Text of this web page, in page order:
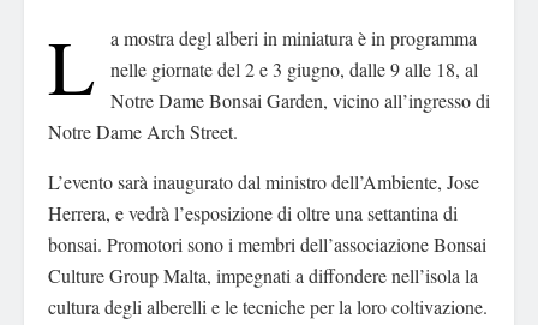
L
a mostra degl alberi in miniatura è in programma
nelle giornate del 2 e 3 giugno, dalle 9 alle 18, al
Notre Dame Bonsai Garden, vicino all’ingresso di
Notre Dame Arch Street.
L’evento sarà inaugurato dal ministro dell’Ambiente, Jose
Herrera, e vedrà l’esposizione di oltre una settantina di
bonsai. Promotori sono i membri dell’associazione Bonsai
Culture Group Malta, impegnati a diffondere nell’isola la
cultura degli alberelli e le tecniche per la loro coltivazione.